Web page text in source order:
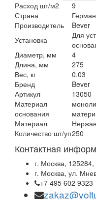
Расход шт/м2
9
Страна
Производитель
Bever
Установка
Для
Диаметр, мм
4
Длина, мм
275
Вес, кг
0.03
Бренд
Bever
Артикул
13050
Материал
основания
Материал
Количество шт/уп250
Контактная
г. Москва,
г. Москва, ул.
+7 495 602 9323